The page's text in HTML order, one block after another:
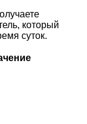
который
суток.